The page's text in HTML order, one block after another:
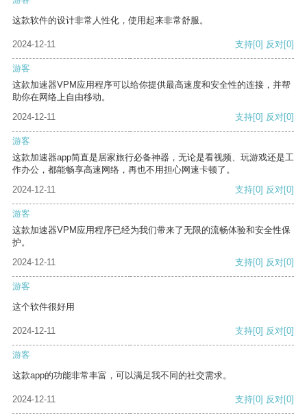
这款软件的设计非常人性化，使用起来非常舒服。
2024-12-11 支持[0] 反对[0]
游客
这款加速器VPM应用程序可以给你提供最高速度和安全性的连接，并帮
助你在网络上自由移动。
2024-12-11
支持[0] 反对[0]
游客
这款加速器app简直是居家旅行必备神器，无论是看视频、玩游戏还是工
作办公，都能畅享高速网络，再也不用担心网速卡顿了。
2024-12-11
支持[0] 反对[0]
游客
这款加速器VPM应用程序已经为我们带来了无限的流畅体验和安全性保
护。
2024-12-11
支持[0] 反对[0]
游客
这个软件很好用
2024-12-11 支持[0] 反对[0]
游客
这款app的功能非常丰富，可以满足我不同的社交需求。
2024-12-11 支持[0] 反对[0]